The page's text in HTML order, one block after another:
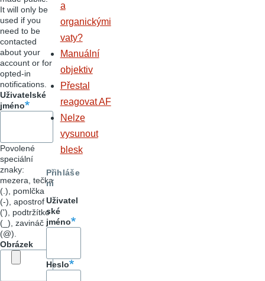
It will only be
used if you
need to be
contacted
about your
account or for
opted-in
notifications.
Uživatelské
jméno
Povolené
speciální
znaky:
mezera, tečka
(.), pomlčka
(-), apostrof
('), podtržítko
(_), zavináč
(@).
Obrázek
a
organickými
vaty?
Manuální
objektiv
Přestal
reagovat AF
Nelze
vysunout
blesk
Přihláše
ní
Uživatel
ské
jméno
Heslo